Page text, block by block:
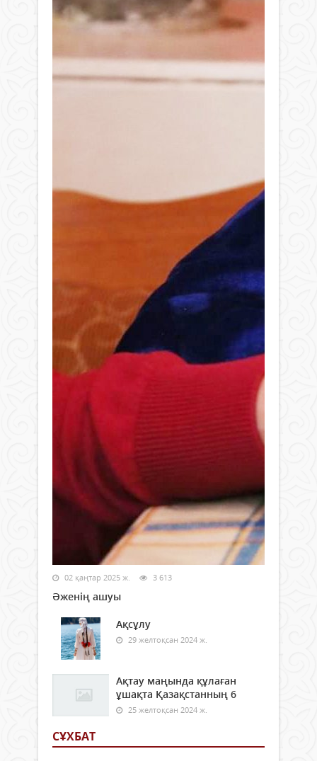
02 қаңтар 2025 ж. 3 613
Әженің ашуы
Ақсұлу
29 желтоқсан 2024 ж.
Ақтау маңында құлаған
ұшақта Қазақстанның 6
25 желтоқсан 2024 ж.
СҰХБАТ